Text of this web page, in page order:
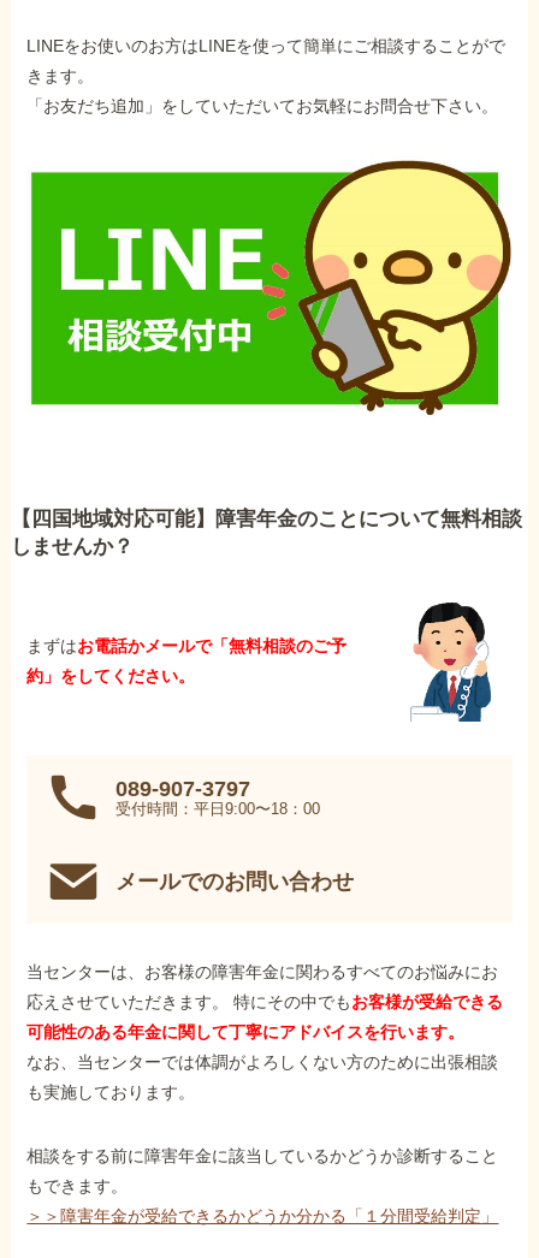
LINEをお使いのお方はLINEを使って簡単にご相談することがで
きます。
「お友だち追加」をしていただいてお気軽にお問合せ下さい。
【四国地域対応可能】障害年金のことについて無料相談
しませんか？
まずはお電話かメールで「無料相談のご予
約」をしてください。
089-907-3797
受付時間：平日9:00〜18：00
メールでのお問い合わせ
当センターは、お客様の障害年金に関わるすべてのお悩みにお
応えさせていただきます。 特にその中でもお客様が受給できる
可能性のある年金に関して丁寧にアドバイスを行います。
なお、当センターでは体調がよろしくない方のために出張相談
も実施しております。
相談をする前に障害年金に該当しているかどうか診断すること
もできます。
＞＞障害年金が受給できるかどうか分かる「１分間受給判定」